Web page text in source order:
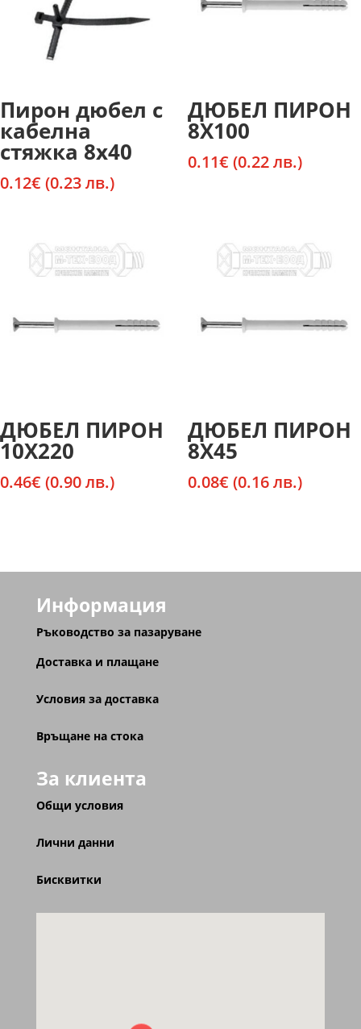
Пирон дюбел с
кабелна
стяжка 8х40
0.12€ (0.23 лв.)
ДЮБЕЛ ПИРОН
8Х100
0.11€ (0.22 лв.)
ДЮБЕЛ ПИРОН
10Х220
0.46€ (0.90 лв.)
ДЮБЕЛ ПИРОН
8Х45
0.08€ (0.16 лв.)
Информация
Ръководство за пазаруване
Доставка и плащане
Условия за доставка
Връщане на стока
За клиента
Общи условия
Лични данни
Бисквитки